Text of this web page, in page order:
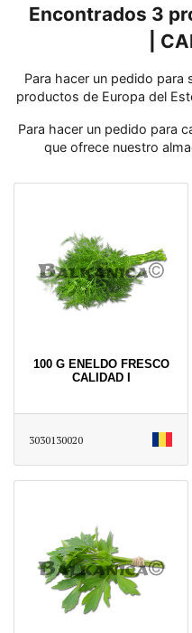
Encontrados 3
|
Para hacer un pedido para
productos de Europa del
Para hacer un pedido para
que ofrece nuestro
100 G ENELDO FRESCO
CALIDAD I
3030130020